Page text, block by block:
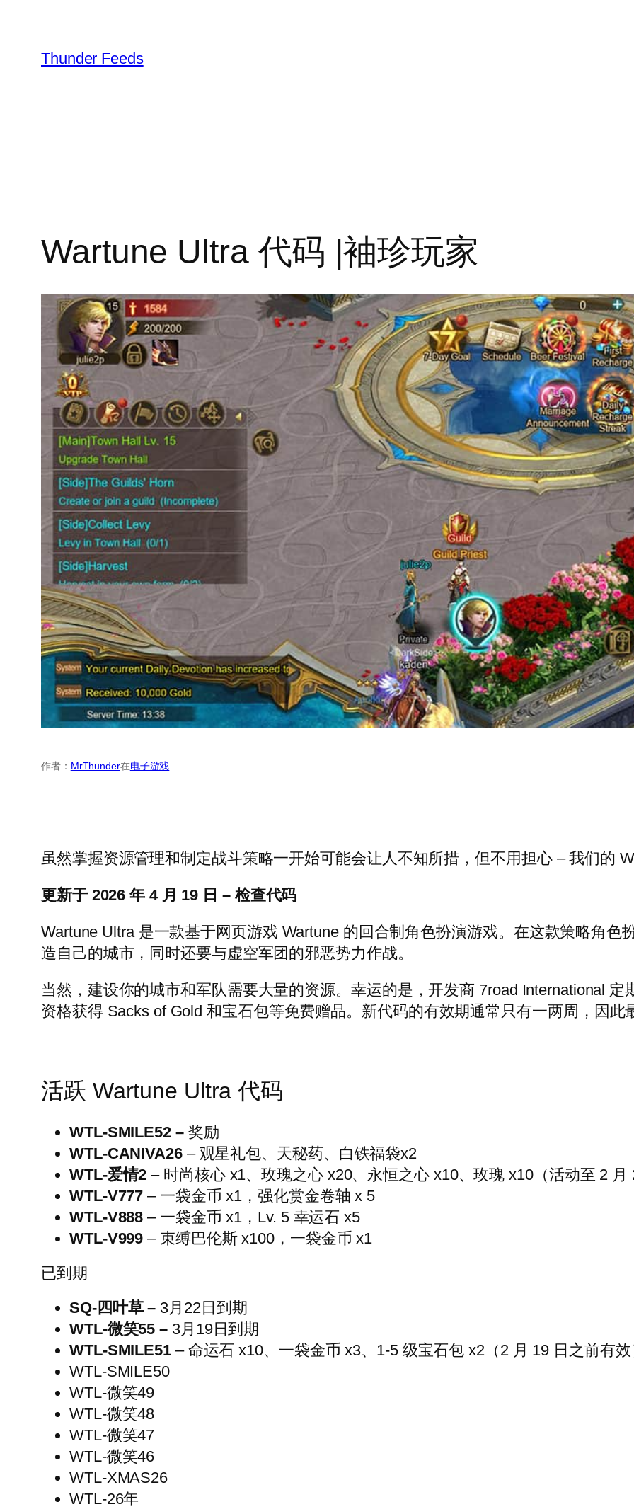
Thunder Feeds
Wartune Ultra 代码 |袖珍玩家
作者： MrThunder在电子游戏
虽然掌握资源管理和制定战斗策略一开始可能会让人不知所措，但不用担心 – 我们的
更新于 2026 年 4 月 19 日 – 检查代码
Wartune Ultra 是一款基于网页游戏 Wartune 的回合制角色扮演游戏。在这款策略角色
造自己的城市，同时还要与虚空军团的邪恶势力作战。
当然，建设你的城市和军队需要大量的资源。幸运的是，开发商 7road International
资格获得 Sacks of Gold 和宝石包等免费赠品。新代码的有效期通常只有一两周，因此
活跃 Wartune Ultra 代码
WTL-SMILE52 –奖励
WTL-CANIVA26– 观星礼包、天秘药、白铁福袋x2
WTL-爱情2 – 时尚核心 x1、玫瑰之心 x20、永恒之心 x10、玫瑰 x10（活动至 2 月
WTL-V777 – 一袋金币 x1，强化赏金卷轴 x 5
WTL-V888 – 一袋金币 x1，Lv. 5 幸运石 x5
WTL-V999 – 束缚巴伦斯 x100，一袋金币 x1
已到期
SQ-四叶草– 3月22日到期
WTL-微笑55 – 3月19日到期
WTL-SMILE51– 命运石 x10、一袋金币 x3、1-5 级宝石包 x2（2 月 19 日之前有
WTL-SMILE50
WTL-微笑49
WTL-微笑48
WTL-微笑47
WTL-微笑46
WTL-XMAS26
WTL-26年